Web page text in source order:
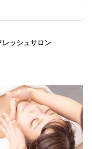
ッシュサロン